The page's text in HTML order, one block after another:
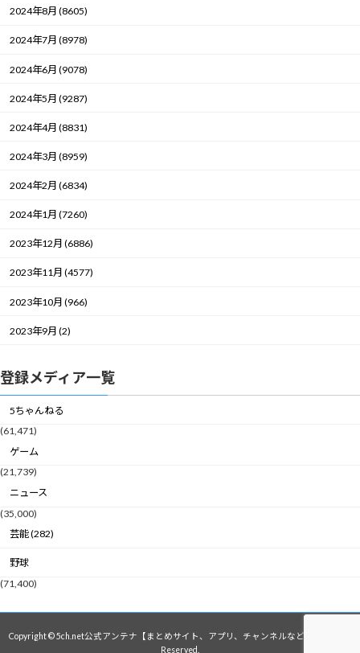
2024年8月 (8605)
2024年7月 (8978)
2024年6月 (9078)
2024年5月 (9287)
2024年4月 (8831)
2024年3月 (8959)
2024年2月 (6834)
2024年1月 (7260)
2023年12月 (6886)
2023年11月 (4577)
2023年10月 (966)
2023年9月 (2)
登録メディア一覧
5ちゃんねる
(61,471)
ゲーム
(21,739)
ニュース
(35,000)
芸能 (282)
野球
(71,400)
Copyright © 5ch.net公式アンテナ【まとめサイト、アプリ、チャンネルなど】 All Rights
Reserved.